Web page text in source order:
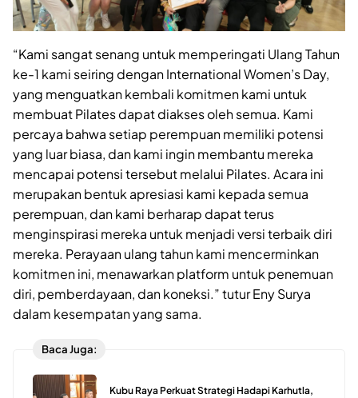
“Kami sangat senang untuk memperingati Ulang Tahun
ke-1 kami seiring dengan International Women’s Day,
yang menguatkan kembali komitmen kami untuk
membuat Pilates dapat diakses oleh semua. Kami
percaya bahwa setiap perempuan memiliki potensi
yang luar biasa, dan kami ingin membantu mereka
mencapai potensi tersebut melalui Pilates. Acara ini
merupakan bentuk apresiasi kami kepada semua
perempuan, dan kami berharap dapat terus
menginspirasi mereka untuk menjadi versi terbaik diri
mereka. Perayaan ulang tahun kami mencerminkan
komitmen ini, menawarkan platform untuk penemuan
diri, pemberdayaan, dan koneksi.” tutur Eny Surya
dalam kesempatan yang sama.
Baca Juga:
Kubu Raya Perkuat Strategi Hadapi Karhutla,